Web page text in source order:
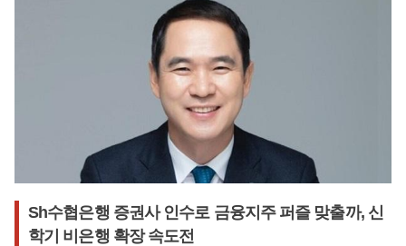
수가 많으면 기업의 수익성이 좋아진다는 결론을 내기에는 한
계가 있다.또 사업횟수는 상대적으로 적으나 개별 사업의 규모
가 큰 삼성전자, SK하이닉스 등 반도체 관련 기업들이 집계 대
상에서 빠졌다는 점도 고려해야 한다. 손영호 기자
Sh수협은행 증권사 인수로 금융지주 퍼즐 맞출까, 신
학기 비은행 확장 속도전